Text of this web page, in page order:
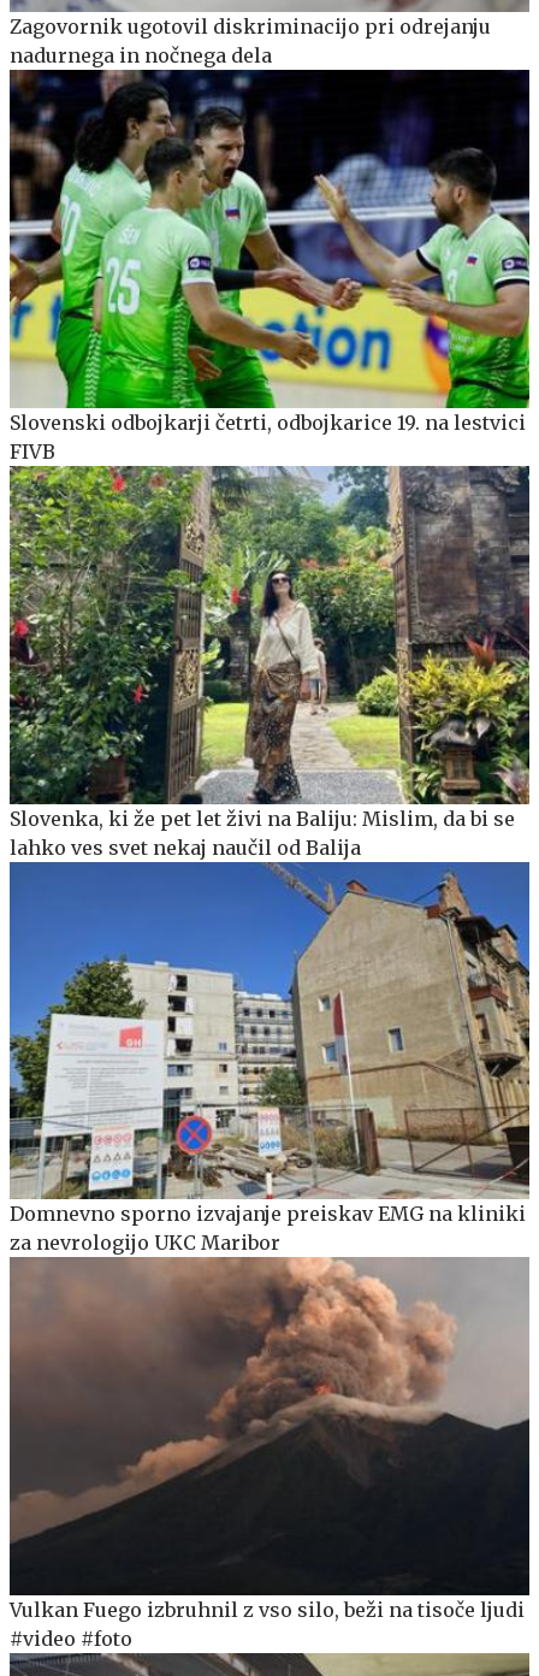
Zagovornik ugotovil diskriminacijo pri odrejanju
nadurnega in nočnega dela
Slovenski odbojkarji četrti, odbojkarice 19. na lestvici
FIVB
Slovenka, ki že pet let živi na Baliju: Mislim, da bi se
lahko ves svet nekaj naučil od Balija
Domnevno sporno izvajanje preiskav EMG na kliniki
za nevrologijo UKC Maribor
Vulkan Fuego izbruhnil z vso silo, beži na tisoče ljudi
#video #foto